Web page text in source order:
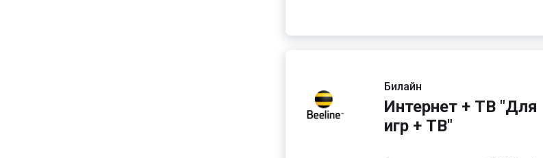
Билайн
Интернет + ТВ "Для
игр + ТВ"